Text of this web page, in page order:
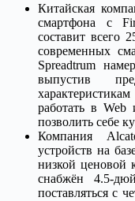
Китайская
смартфона с
составит всего
современных
Spreadtrum
выпустив
работать в
позволить себе
Компания
устройств на
низкой ценовой
снабжён 4.5-
поставляться с